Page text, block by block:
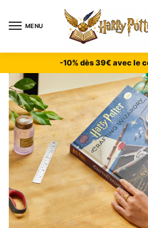
MENU
-10% dès 39€ avec le